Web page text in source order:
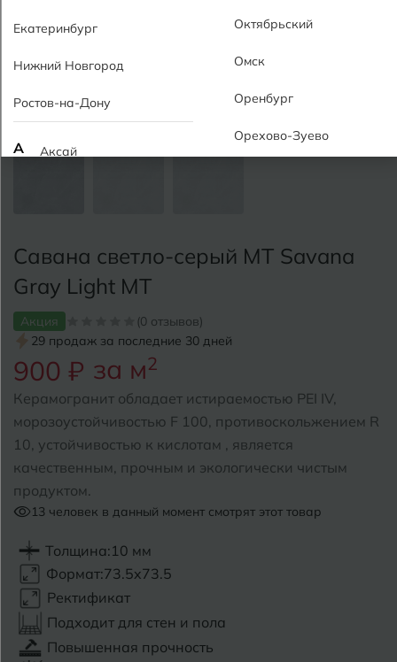
Савана светло-серый MT Savana
Gray Light MT
Акция
(0 отзывов)
29 продаж за последние 30 дней
900 ₽ за м2
Керамогранит обладает истираемостью PEI IV,
морозоустойчивостью F 100, противоскольжением R
10, устойчивостью к кислотам , является
качественным, прочным и экологически чистым
продуктом.
13 человек в данный момент смотрят этот товар
Толщина:10 мм
Формат:73.5x73.5
Ректификат
Подходит для стен и пола
Повышенная прочность
Екатеринбург
Нижний Новгород
Ростов-на-Дону
А Аксай
Анапа
Армавир
Барнаул
Белгород
Белореченск
Боровичи
Брянск
Бугульма
Бугуруслан
В Великий Новгород
Октябрьский
Омск
Оренбург
Орехово-Зуево
Псков
Ростов-на-Дону
Рыбинск
Рязань